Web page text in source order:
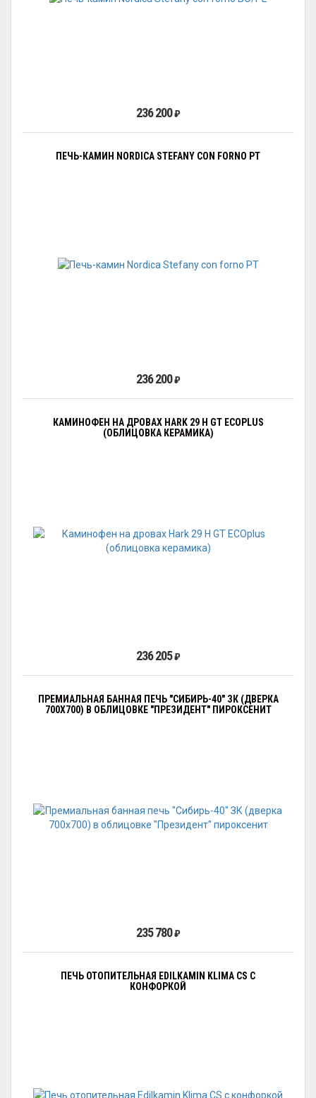
236 200₽
ПЕЧЬ-КАМИН NORDICA STEFANY CON FORNO PT
236 200₽
КАМИНОФЕН НА ДРОВАХ HARK 29 H GT ECOPLUS
(ОБЛИЦОВКА КЕРАМИКА)
236 205₽
ПРЕМИАЛЬНАЯ БАННАЯ ПЕЧЬ "СИБИРЬ-40" ЗК (ДВЕРКА
700Х700) В ОБЛИЦОВКЕ "ПРЕЗИДЕНТ" ПИРОКСЕНИТ
235 780₽
ПЕЧЬ ОТОПИТЕЛЬНАЯ EDILKAMIN KLIMA CS С
КОНФОРКОЙ